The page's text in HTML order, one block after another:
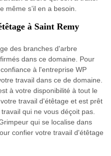
même s’il en a besoin.
à Saint Remy
des branches d'arbre
dans ce domaine. Pour
à l'entreprise WP
travail dans ce de domaine.
à votre disponibilité à tout le
travail d'étêtage et est prêt
qui ne vous déçoit pas.
qui se localise dans
confier votre travail d'étêtage